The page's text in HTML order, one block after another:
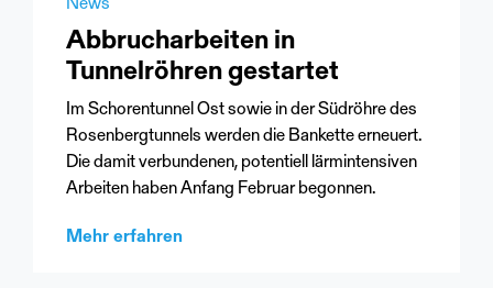
News
Abbrucharbeiten in
Tunnelröhren gestartet
Im Schorentunnel Ost sowie in der Südröhre des
Rosenbergtunnels werden die Bankette erneuert.
Die damit verbundenen, potentiell lärmintensiven
Arbeiten haben Anfang Februar begonnen.
Mehr erfahren